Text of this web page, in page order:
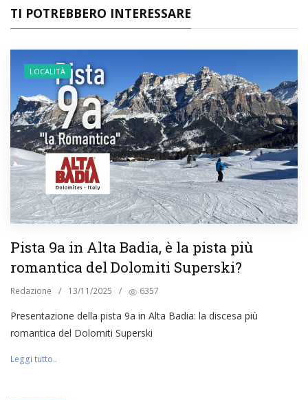
TI POTREBBERO INTERESSARE
LOCALITÀ
Pista 9a in Alta Badia, è la pista più
romantica del Dolomiti Superski?
Redazione / 13/11/2025 / 6357
Presentazione della pista 9a in Alta Badia: la discesa più
romantica del Dolomiti Superski
Leggi tutto..